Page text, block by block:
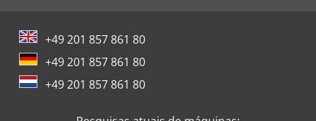
+49 201 857 861 80
+49 201 857 861 80
+49 201 857 861 80